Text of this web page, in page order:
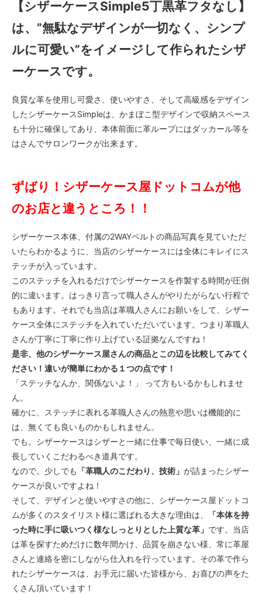
【シザーケースSimple5丁黒革フタなし】
は、”無駄なデザインが一切なく、シンプ
ルに可愛い”をイメージして作られたシザ
ーケースです。
良質な革を使用し可愛さ、使いやすさ、そして高級感をデザイン
したシザーケースSimpleは、かまぼこ型デザインで収納スペース
も十分に確保してあり、本体前面に革ループにはダッカール等を
はさんでサロンワークが出来ます。
ずばり！シザーケース屋ドットコムが他
のお店と違うところ！！
シザーケース本体、付属の2WAYベルトの商品写真を見ていただ
いたらわかるように、当店のシザーケースには全体にキレイにス
テッチが入っています。
このステッチを入れるだけでシザーケースを作製する時間が圧倒
的に違います。はっきり言って職人さんがやりたがらない行程で
もあります。それでも当店は革職人さんにお願いをして、シザー
ケース全体にステッチを入れていただいています。つまり革職人
さんが丁寧に丁寧に作り上げている証拠なんですね！
是非、他のシザーケース屋さんの商品とこの辺を比較してみてく
ださい！違いが簡単にわかる１つの点です！
「ステッチなんか、関係ないよ！」 って方もいるかもしれませ
ん。
確かに、ステッチに表れる革職人さんの熱意や思いは機能的に
は、無くても良いものかもしれません。
でも。シザーケースはシザーと一緒に仕事で毎日使い、一緒に成
長していくこだわるべき道具です。
なので。少しでも 「革職人のこだわり、技術」 が詰まったシザー
ケースが良いですよね！
そして、デザインと使いやすさの他に、シザーケース屋ドットコ
ムが多くのスタイリスト様に選ばれる大きな理由は、
「本体を持
った時に手に吸いつく様なしっとりとした上質な革」 です。当店
は革を探すためだけに数年間かけ、品質を崩さない様、常に革屋
さんと連絡を密にしながら仕入れを行っています。その革で作ら
れたシザーケースは、お手元に届いた皆様から、お喜びの声をた
くさん頂いています！